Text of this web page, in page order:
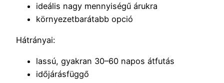
ideális nagy mennyiségű árukra
környezetbarátabb opció
Hátrányai:
lassú, gyakran 30–60 napos átfutás
időjárásfüggő